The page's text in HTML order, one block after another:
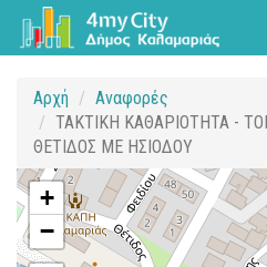
Αρχή
Αναφορές
ΤΑΚΤΙΚΗ ΚΑΘΑΡΙΟΤΗΤΑ -
ΘΕΤΙΔΟΣ ΜΕ ΗΣΙΟΔΟΥ
+
−